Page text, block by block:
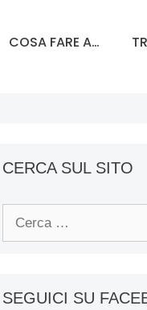
COSA FARE A…
CERCA SUL SITO
SEGUICI SU